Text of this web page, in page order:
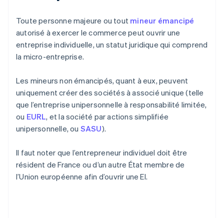
Toute personne majeure ou tout mineur émancipé
autorisé à exercer le commerce peut ouvrir une
entreprise individuelle, un statut juridique qui comprend
la micro-entreprise.
Les mineurs non émancipés, quant à eux, peuvent
uniquement créer des sociétés à associé unique (telle
que l’entreprise unipersonnelle à responsabilité limitée,
ou EURL, et la société par actions simplifiée
unipersonnelle, ou SASU).
Il faut noter que l’entrepreneur individuel doit être
résident de France ou d’un autre État membre de
l’Union européenne afin d’ouvrir une EI.